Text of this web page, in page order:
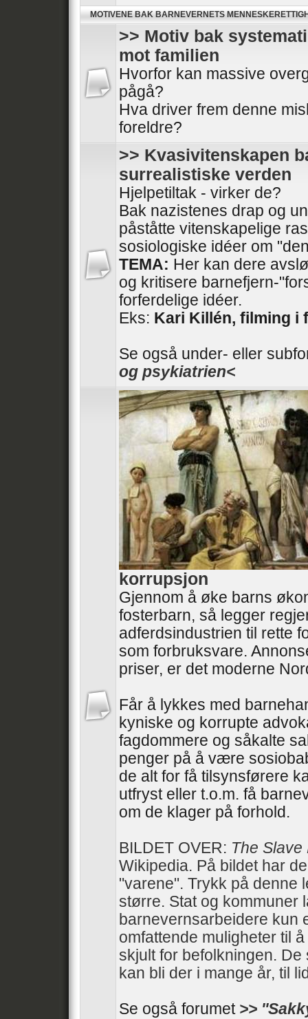
MOTIVENE BAK BARNEVERNETS
>> Motiv bak
mot familien
Hvorfor kan massive
pågå?
Hva driver frem denne
foreldre?
>> Kvasivitenskapen
surrealistiske verden
Hjelpetiltak - virker de?
Bak nazistenes drap og
påståtte vitenskapelige
sosiologiske idéer om
TEMA: Her kan dere
og kritisere barnefjern-
forferdelige idéer.
Eks: Kari Killén, filming i
Se også under- eller
og psykiatrien<
korrupsjon
Gjennom å øke barns
fosterbarn, så legger
adferdsindustrien til rette
som forbruksvare.
priser, er det moderne
Får å lykkes med
kyniske og korrupte
fagdommere og såkalte
penger på å være
de alt for få tilsynsførere
utfryst eller t.o.m. få
om de klager på forhold.
BILDET OVER: The Slave
Wikipedia. På bildet har
"varene". Trykk på denne
større. Stat og kommuner
barnevernsarbeidere kun
omfattende muligheter til
skjult for befolkningen.
kan bli der i mange år, til
Se også forumet >>